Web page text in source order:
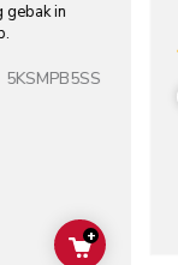
gebak in
5KSMPB5SS
ADD TO
+